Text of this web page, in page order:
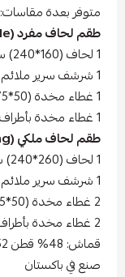
متوفر بعدة مقاسات:
طقم لحاف مفرد (Single) مكون من 4 قطع:
1 لحاف (160*240) سم
1 شرشف سرير ملائم بأطراف مطاطية (120*200+30) سم
1 غطاء مخدة (50*75+20) سم
1 غطاء مخدة بأطراف زائدة (50*75+25+5) سم
طقم لحاف ملكي (King) مكون من 6 قطع:
1 لحاف (260*240) سم
1 شرشف سرير ملائم بأطراف مطاطية (200*200+30) سم
2 غطاء مخدة (50*75+20) سم
2 غطاء مخدة بأطراف زائدة (50*75+25+5) سم
قماش: 48% قطن 52% بوليستر
صنع في باكستان